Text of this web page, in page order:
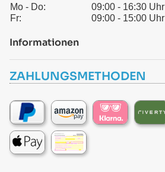
Mo - Do:
09:00 - 16:30 Uhr
Fr:
09:00 - 15:00 Uhr
Informationen
ZAHLUNGSMETHODEN